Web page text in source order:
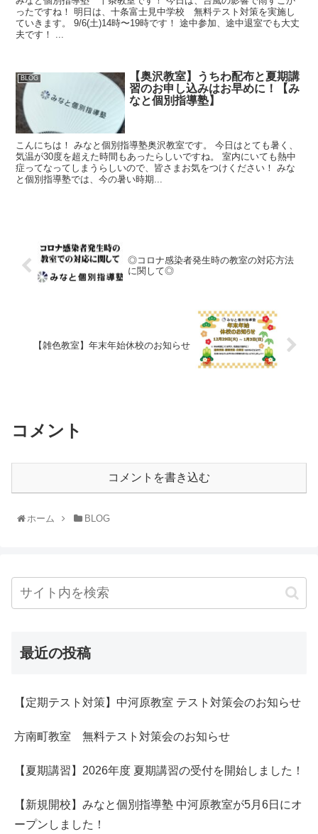
ったですね！ 明日は、十条富士見中学校 無料テスト対策を実施し
ていきます。 9/6(土)14時〜19時です！ 途中参加、途中退室でも大丈
夫です！ ...
BLOG
【奥沢教室】うちわ配布と夏期講
習のお申し込みはお早めに！【み
なと個別指導塾】
こんにちは！ みなと個別指導塾奥沢教室です。 今日はとても暑く、
気温が30度を超えた時間もあったらしいですね。 室内にいても熱中
症ってなってしまうらしいので、皆さまお気をつけください！ みな
と個別指導塾では、今の暑い時期...
◎コロナ感染者発生時の教室の対応方法
に関して◎
【雑色教室】年末年始休校のお知らせ
コメント
コメントを書き込む
ホーム BLOG
最近の投稿
【定期テスト対策】中河原教室 テスト対策会のお知らせ
方南町教室 無料テスト対策会のお知らせ
【夏期講習】2026年度 夏期講習の受付を開始しました！
【新規開校】みなと個別指導塾 中河原教室が5月6日にオ
ープンしました！